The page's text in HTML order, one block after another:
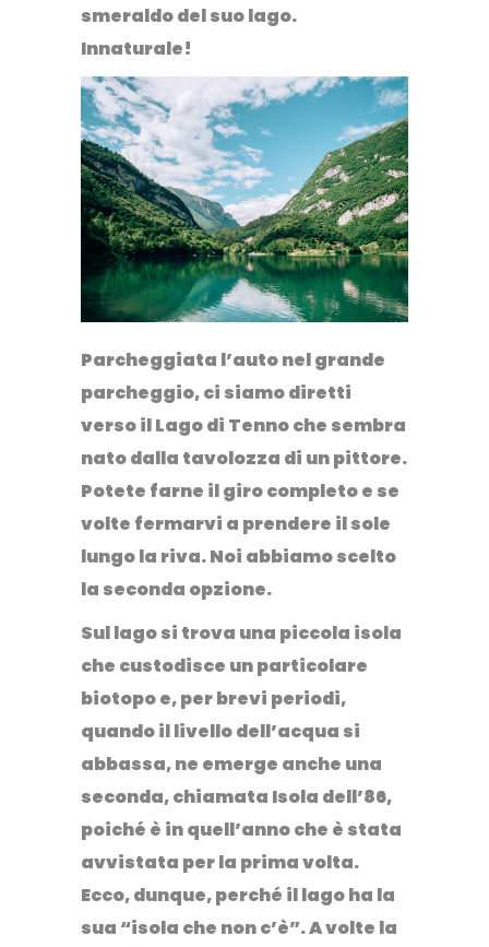
smeraldo del suo lago.
Innaturale!
Parcheggiata l’auto nel grande
parcheggio, ci siamo diretti
verso ilLago di Tennoche sembra
nato dalla tavolozza di un pittore.
Potete farne il giro completo e se
volte fermarvi a prendere il sole
lungo la riva. Noi abbiamo scelto
la seconda opzione.
Sul lago si trova una piccola isola
che custodisce un particolare
biotopoe, per brevi periodi,
quando il livello dell’acqua si
abbassa, ne emerge anche una
seconda, chiamata Isola dell’86,
poiché è in quell’anno che è stata
avvistata per la prima volta.
Ecco, dunque, perché il lago ha la
sua “isola che non c’è”. A volte la